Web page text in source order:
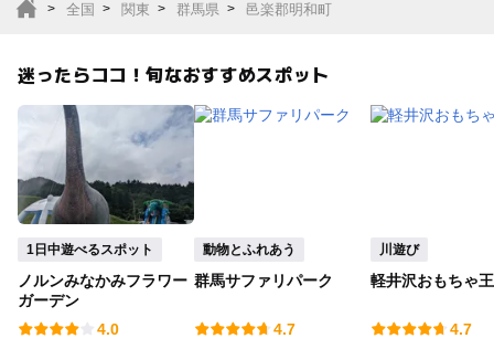
サファリパーク
植物園・フラワーパー
ク
キャンプ場
釣り 自然景観
いちご狩り
全国 関東 群馬県 邑楽郡明和町
迷ったらココ！旬なおすすめスポット
1日中遊べるスポット
ノルンみなかみフラワー
ガーデン
4.0
動物とふれあう
群馬サファリパーク
4.7
川遊び
軽井沢おもちゃ
4.7